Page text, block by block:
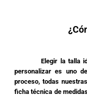
Elegir la talla ideal
personalizar es uno
proceso, todas
ficha técnica de